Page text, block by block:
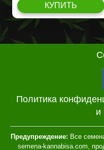
КУПИТЬ
Политика
и
Предупреждение: Все
semena-kannabisa.com,